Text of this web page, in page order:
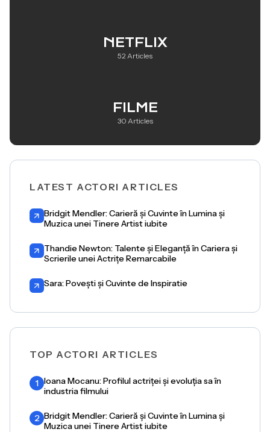
NETFLIX
52 Articles
FILME
30 Articles
LATEST ACTORI ARTICLES
Bridgit Mendler: Carieră și Cuvinte în Lumina și
Muzica unei Tinere Artist iubite
Thandie Newton: Talente și Eleganță în Cariera și
Scrierile unei Actrițe Remarcabile
Sara: Povești și Cuvinte de Inspiratie
TOP ACTORI ARTICLES
1 Ioana Mocanu: Profilul actriței și evoluția sa în
industria filmului
2 Bridgit Mendler: Carieră și Cuvinte în Lumina și
Muzica unei Tinere Artist iubite